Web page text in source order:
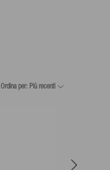
Ordina per: Più recenti